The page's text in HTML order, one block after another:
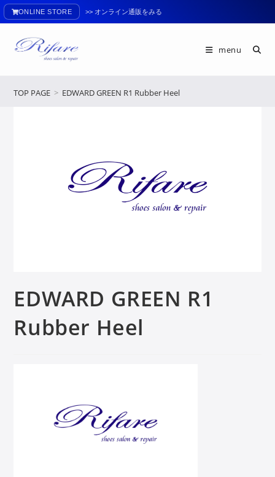
ONLINE STORE >> オンライン通販をみる
menu
TOP PAGE > EDWARD GREEN R1 Rubber Heel
EDWARD GREEN R1
Rubber Heel